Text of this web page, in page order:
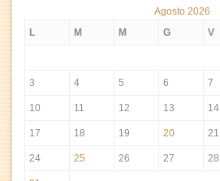
Agosto 2026
L
M M G V
3 4 5 6 7
10 11 12 13 14
17 18 19 20 21
24 25 26 27 28